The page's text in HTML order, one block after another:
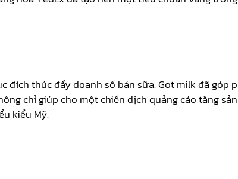
đích thúc đẩy doanh số bán sữa. Got milk đã góp
chỉ giúp cho một chiến dịch quảng cáo tăng
kiểu Mỹ.